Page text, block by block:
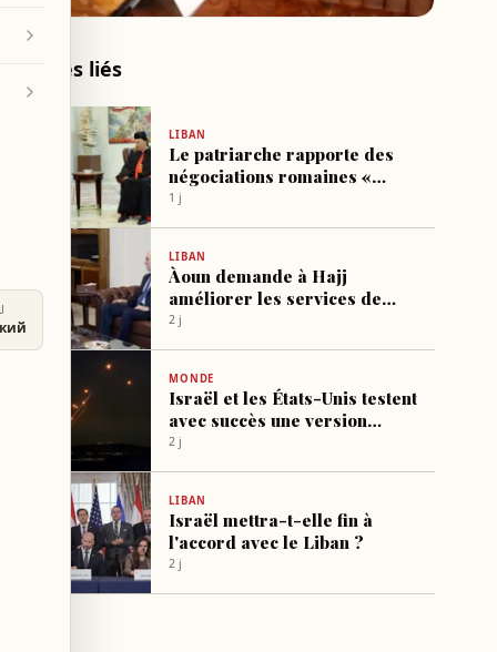
Articles liés
LIBAN
Le patriarche rapporte des
négociations romaines «
réussies » et appelle Israël à
1 j
LIBAN
Àoun demande à Hajj
améliorer les services de
télécoms et étendre la
2 j
MONDE
Israël et les États-Unis testent
avec succès une version
améliorée du système «
2 j
LIBAN
Israël mettra-t-elle fin à
l'accord avec le Liban ?
2 j